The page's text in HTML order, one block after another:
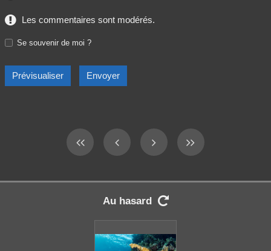
Les commentaires sont modérés.
Se souvenir de moi ?
Au hasard 